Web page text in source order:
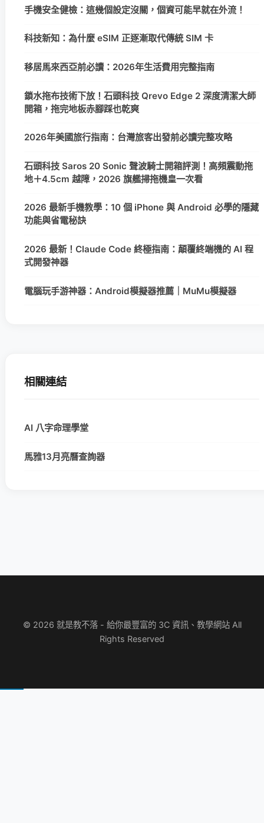
手機安全健檢：這幾個設定沒關，個資可能早就在外流！
科技新知：為什麼 eSIM 正逐漸取代傳統 SIM 卡
移居馬來西亞前必讀：2026年生活費用完整指南
鎖水拖布技術下放！石頭科技 Qrevo Edge 2 深度清潔大師
開箱，拖完地板赤腳踩也乾爽
2026年美國旅行指南：台灣旅客出發前必讀完整攻略
石頭科技 Saros 20 Sonic 聲波騎士開箱評測！高頻震動拖
地＋4.5cm 越障，2026 旗艦掃拖機皇一次看
2026 最新手機教學：10 個 iPhone 與 Android 必學的隱藏
功能與省電秘訣
2026 最新！Claude Code 終極指南：顛覆終端機的 AI 程
式開發神器
電腦玩手游神器：Android模擬器推薦｜MuMu模擬器
相關連結
AI 八字命理學堂
馬雅13月亮曆查詢器
© 2026 就是教不落 - 給你最豐富的 3C 資訊、教學網站 All
Rights Reserved